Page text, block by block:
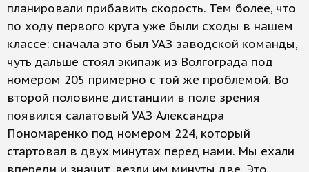
планировали прибавить скорость. Тем более, что
по ходу первого круга уже были сходы в нашем
классе: сначала это был УАЗ заводской команды,
чуть дальше стоял экипаж из Волгограда под
номером 205 примерно с той же проблемой. Во
второй половине дистанции в поле зрения
появился салатовый УАЗ Александра
Пономаренко под номером 224, который
стартовал в двух минутах перед нами. Мы ехали